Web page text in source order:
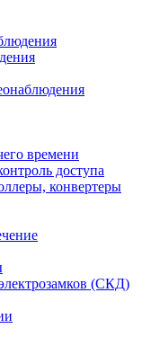
времени
доступа
конвертеры
(СКД)